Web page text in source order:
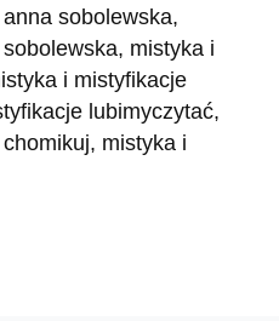
sobolewska,
mistyka i
i mistyfikacje
lubimyczytać,
mistyka i